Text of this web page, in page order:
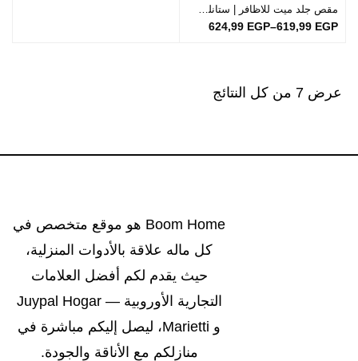
مقص جلد ميت للاظافر | ستانلس ستيل | صنع في إيطاليا
619,99 EGP
–
624,99 EGP
عرض ⁦7⁩ من كل النتائج
Boom Home هو موقع متخصص في
كل ماله علاقة بالأدوات المنزلية،
حيث يقدم لكم أفضل العلامات
التجارية الأوروبية — Juypal Hogar
و Marietti، ليصل إليكم مباشرة في
منازلكم مع الأناقة والجودة.